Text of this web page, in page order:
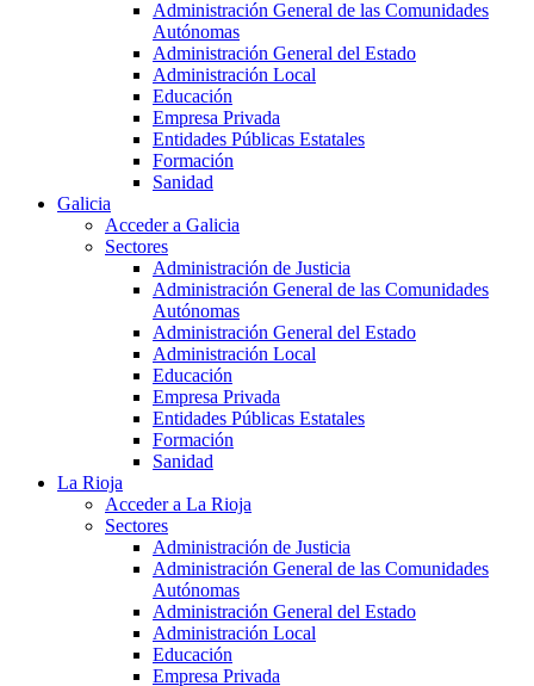
Administración General de las Comunidades
Autónomas
Administración General del Estado
Administración Local
Educación
Empresa Privada
Entidades Públicas Estatales
Formación
Sanidad
Galicia
Acceder a Galicia
Sectores
Administración de Justicia
Administración General de las Comunidades
Autónomas
Administración General del Estado
Administración Local
Educación
Empresa Privada
Entidades Públicas Estatales
Formación
Sanidad
La Rioja
Acceder a La Rioja
Sectores
Administración de Justicia
Administración General de las Comunidades
Autónomas
Administración General del Estado
Administración Local
Educación
Empresa Privada